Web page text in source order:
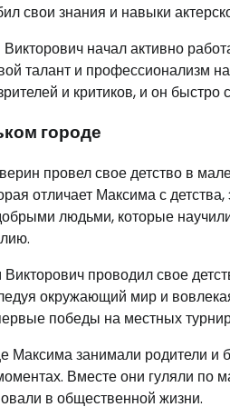
свои знания и навыки
начал активно
талант и профессионализм
и критиков, и он
городе
провел свое детство в
отличает Максима с
людьми, которые
проводил свое
окружающий мир и
победы на местных
Максима занимали родители и
Вместе они гуляли по
в общественной жизни.